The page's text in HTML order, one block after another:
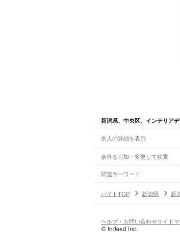
新潟県、中央区、インテリア
求人の詳細を表示
条件を追加・変更して検索
市区町村を追加・変更
新潟県すべて
長岡市三条市柏崎市新発
駅を追加・変更
新津駅 京ケ瀬駅 水原駅 神山駅
JR米坂線
飲食・フードサービス
飲食・フードサービス
特徴を追加・変更
関連キーワード
バイトTOP
新潟県 新
ヘルプ・お問い合わせサイト